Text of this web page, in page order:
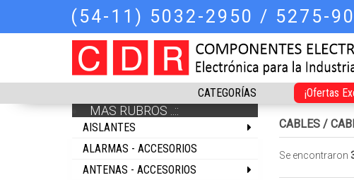
(54-11) 5032-2950 / 5275-
CATEGORÍAS ¡Ofertas
MAS RUBROS ..::
AISLANTES
ALARMAS - ACCESORIOS
ANTENAS - ACCESORIOS
CABLES/
Se encontraron